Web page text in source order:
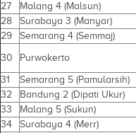
27
Malang 4 (Malsun)
28
Surabaya 3 (Manyar)
29
Semarang 4 (Semmaj)
30 Purwokerto
31
Semarang 5 (Pamularsih)
32
Bandung 2 (Dipati Ukur)
33
Malang 5 (Sukun)
34
Surabaya 4 (Merr)